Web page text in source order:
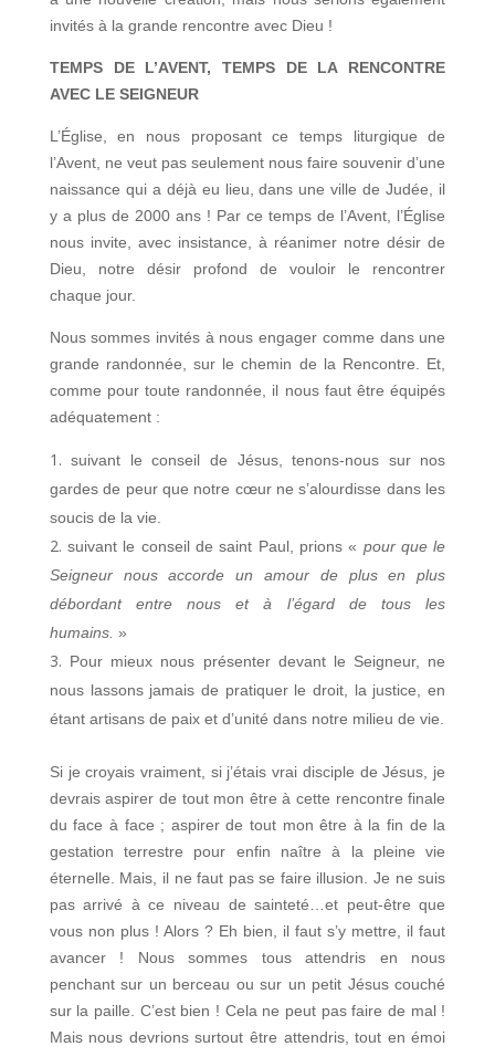
invités à la grande rencontre avec Dieu !
TEMPS DE L’AVENT, TEMPS DE LA RENCONTRE
AVEC LE SEIGNEUR
L’Église, en nous proposant ce temps liturgique de
l’Avent, ne veut pas seulement nous faire souvenir d’une
naissance qui a déjà eu lieu, dans une ville de Judée, il
y a plus de 2000 ans ! Par ce temps de l’Avent, l’Église
nous invite, avec insistance, à réanimer notre désir de
Dieu, notre désir profond de vouloir le rencontrer
chaque jour.
Nous sommes invités à nous engager comme dans une
grande randonnée, sur le chemin de la Rencontre. Et,
comme pour toute randonnée, il nous faut être équipés
adéquatement :
suivant le conseil de Jésus, tenons-nous sur nos
gardes de peur que notre cœur ne s’alourdisse dans les
soucis de la vie.
suivant le conseil de saint Paul, prions « pour que le
Seigneur nous accorde un amour de plus en plus
débordant entre nous et à l’égard de tous les
humains. »
Pour mieux nous présenter devant le Seigneur, ne
nous lassons jamais de pratiquer le droit, la justice, en
étant artisans de paix et d’unité dans notre milieu de vie.
Si je croyais vraiment, si j’étais vrai disciple de Jésus, je
devrais aspirer de tout mon être à cette rencontre finale
du face à face ; aspirer de tout mon être à la fin de la
gestation terrestre pour enfin naître à la pleine vie
éternelle. Mais, il ne faut pas se faire illusion. Je ne suis
pas arrivé à ce niveau de sainteté…et peut-être que
vous non plus ! Alors ? Eh bien, il faut s’y mettre, il faut
avancer ! Nous sommes tous attendris en nous
penchant sur un berceau ou sur un petit Jésus couché
sur la paille. C’est bien ! Cela ne peut pas faire de mal !
Mais nous devrions surtout être attendris, tout en émoi